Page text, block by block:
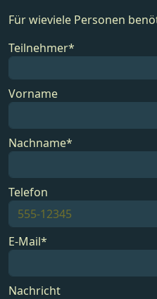
Für wieviele Personen
Teilnehmer*
Vorname
Nachname*
Telefon
E-Mail*
Nachricht